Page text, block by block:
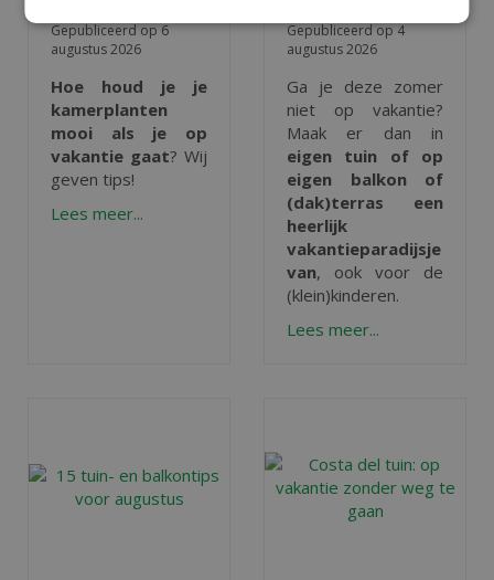
Gepubliceerd op6
augustus 2026
Hoe houd je je
kamerplanten
mooi als je op
vakantie gaat? Wij
geven tips!
Lees meer...
Gepubliceerd op4
augustus 2026
Ga je deze zomer
niet op vakantie?
Maak er dan in
eigen tuin of op
eigen balkon of
(dak)terras een
heerlijk
vakantieparadijsje
van, ook voor de
(klein)kinderen.
Lees meer...